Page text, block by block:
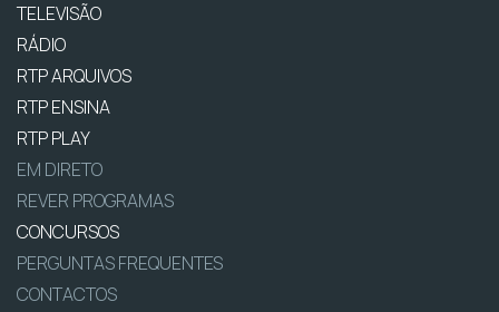
TELEVISÃO
RÁDIO
RTP ARQUIVOS
RTP ENSINA
RTP PLAY
EM DIRETO
REVER PROGRAMAS
CONCURSOS
PERGUNTAS FREQUENTES
CONTACTOS